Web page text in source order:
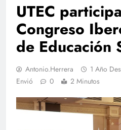
UTEC
Congreso
de Educación
Antonio.herrera
1 Año
Envió
0 2 Minutos